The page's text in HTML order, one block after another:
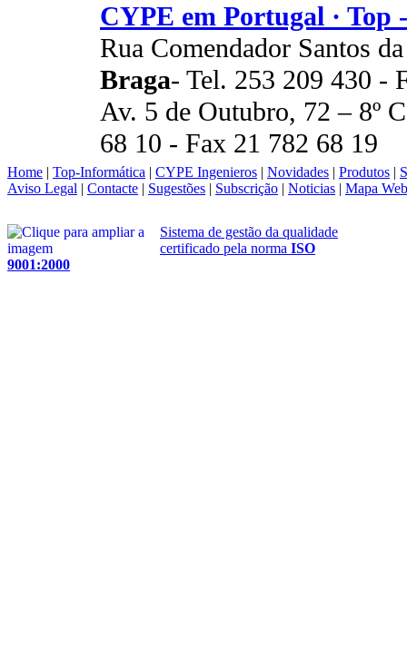
CYPE em Portugal ·
Rua Comendador Santos
Braga- Tel. 253 209 430 -
Av. 5 de Outubro, 72 – 8º
68 10 - Fax 21 782 68 19
Home | Top-Informática | CYPE Ingenieros | Novidades | Produtos |
Aviso Legal | Contacte | Sugestões | Subscrição | Noticias | Mapa Web
Sistema de gestão da qualidade
certificado pela norma ISO
9001:2000